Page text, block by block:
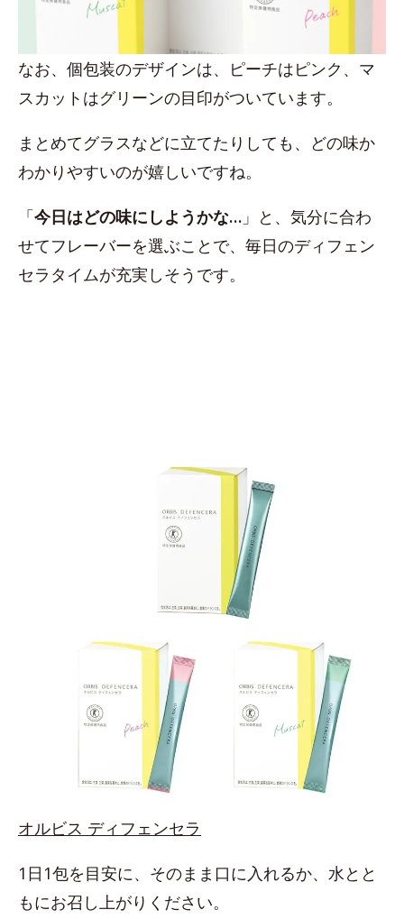
なお、個包装のデザインは、ピーチはピンク、マ
スカットはグリーンの目印がついています。
まとめてグラスなどに立てたりしても、どの味か
わかりやすいのが嬉しいですね。
「今日はどの味にしようかな… 」と、気分に合わ
せてフレーバーを選ぶことで、毎日のディフェン
セラタイムが充実しそうです。
オルビス ディフェンセラ
1日1包を目安に、そのまま口に入れるか、水とと
もにお召し上がりください。